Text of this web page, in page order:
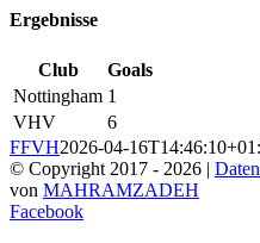
Ergebnisse
Club
Goals
Nottingham 1
VHV
6
FFVH2026-04-
© Copyright 2017 - 2026 |
von MAHRAMZADEH
Facebook